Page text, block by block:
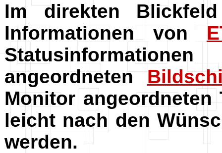
Im direkten
Informationen von
angeordneten
Monitor
leicht nach den
werden.